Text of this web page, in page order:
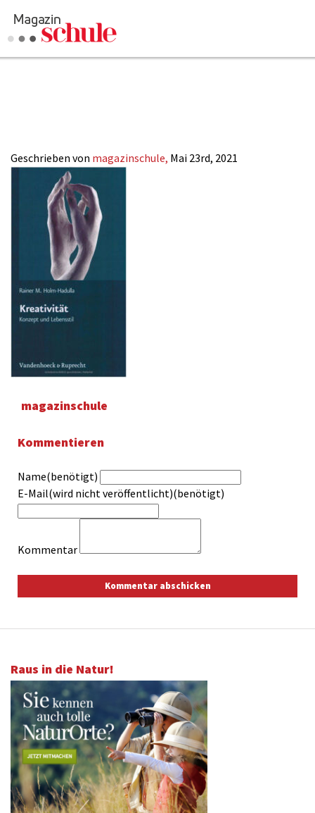
Mediadaten
Impressum
Anmelden
Geschrieben von magazinschule, Mai 23rd, 2021
magazinschule
Kommentieren
Name(benötigt)
E-Mail(wird nicht veröffentlicht)(benötigt)
Kommentar
Raus in die Natur!